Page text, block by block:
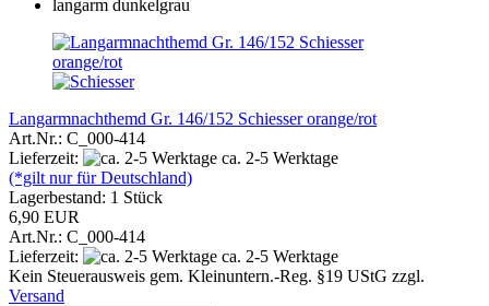
Langarmnachthemd Gr. 146/152 Schiesser orange/rot
Art.Nr.: C_000-414
Lieferzeit:
ca. 2-5 Werktage
(*gilt nur für Deutschland)
Lagerbestand: 1 Stück
6,90 EUR
Art.Nr.: C_000-414
Lieferzeit:
ca. 2-5 Werktage
Kein Steuerausweis gem. Kleinuntern.-Reg. §19 UStG zzgl.
Versand